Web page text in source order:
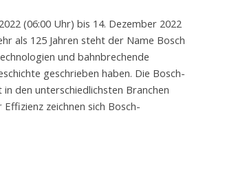
(06:00 Uhr) bis 14. Dezember 2022
als 125 Jahren steht der Name Bosch
und bahnbrechende
geschrieben haben. Die Bosch-
den unterschiedlichsten Branchen
zeichnen sich Bosch-